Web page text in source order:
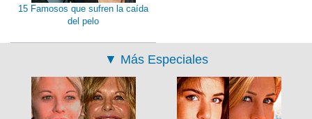
15 Famosos que sufren la caída
del pelo
▼ Más Especiales